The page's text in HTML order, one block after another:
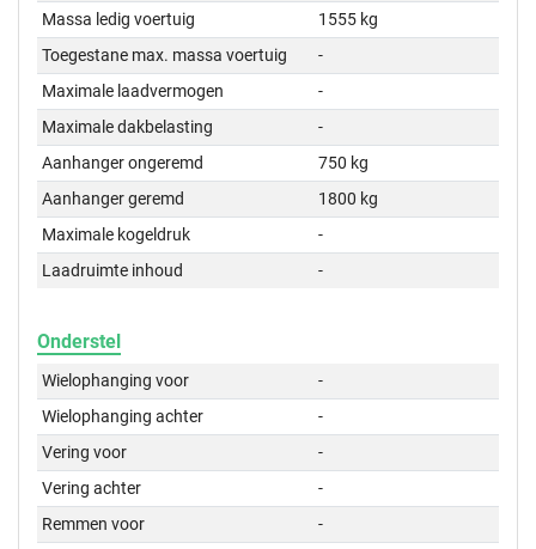
Massa ledig voertuig
1555 kg
Toegestane max. massa voertuig
-
Maximale laadvermogen
-
Maximale dakbelasting
-
Aanhanger ongeremd
750 kg
Aanhanger geremd
1800 kg
Maximale kogeldruk
-
Laadruimte inhoud
-
Onderstel
Wielophanging voor
-
Wielophanging achter
-
Vering voor
-
Vering achter
-
Remmen voor
-